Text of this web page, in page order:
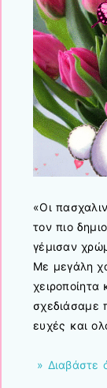
«Οι
τον πιο
γέμισαν
Με μεγάλη
σχεδιάσαμε
ευχές και
» Διαβάστε